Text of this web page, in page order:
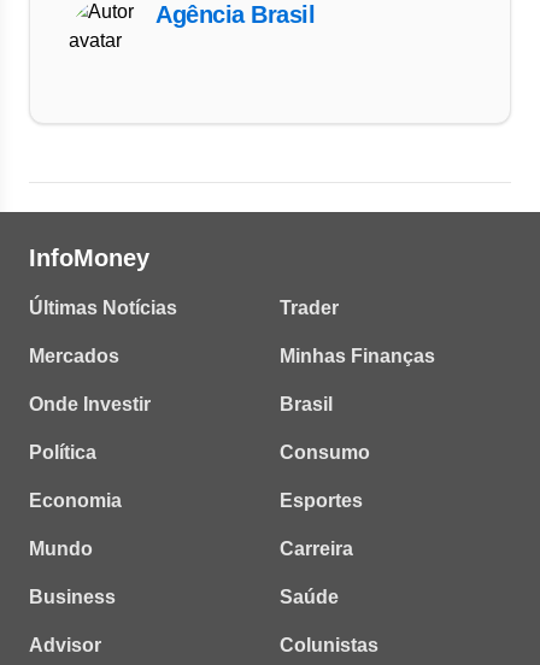
Agência Brasil
InfoMoney
Últimas Notícias
Mercados
Onde Investir
Política
Economia
Mundo
Business
Advisor
Trader
Minhas Finanças
Brasil
Consumo
Esportes
Carreira
Saúde
Colunistas